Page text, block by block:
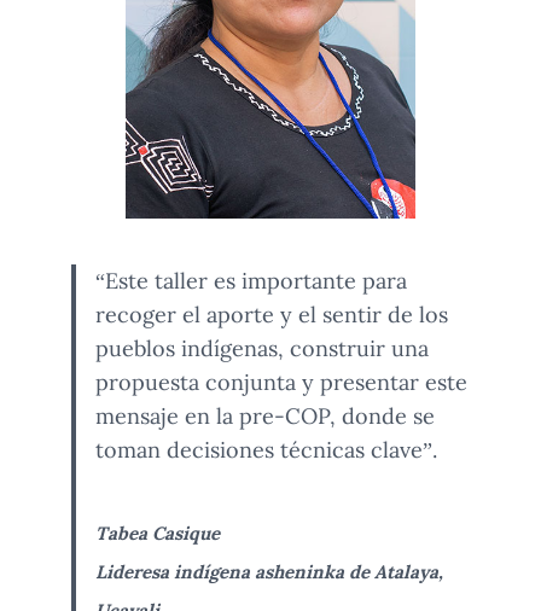
“Este taller es importante para
recoger el aporte y el sentir de los
pueblos indígenas, construir una
propuesta conjunta y presentar este
mensaje en la pre-COP, donde se
toman decisiones técnicas clave”.
Tabea Casique
Lideresa indígena asheninka de Atalaya,